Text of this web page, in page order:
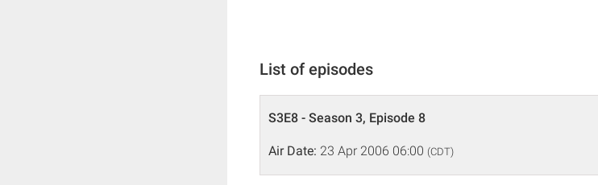
List of episodes
S3E8 - Season 3, Episode 8
Air Date: 23 Apr 2006 06:00 (CDT)